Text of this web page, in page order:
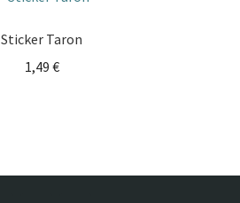
Sticker Taron
1,49 €